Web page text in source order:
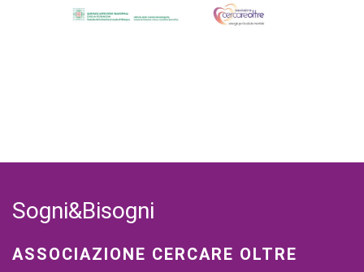
Sogni&Bisogni
ASSOCIAZIONE CERCARE OLTRE